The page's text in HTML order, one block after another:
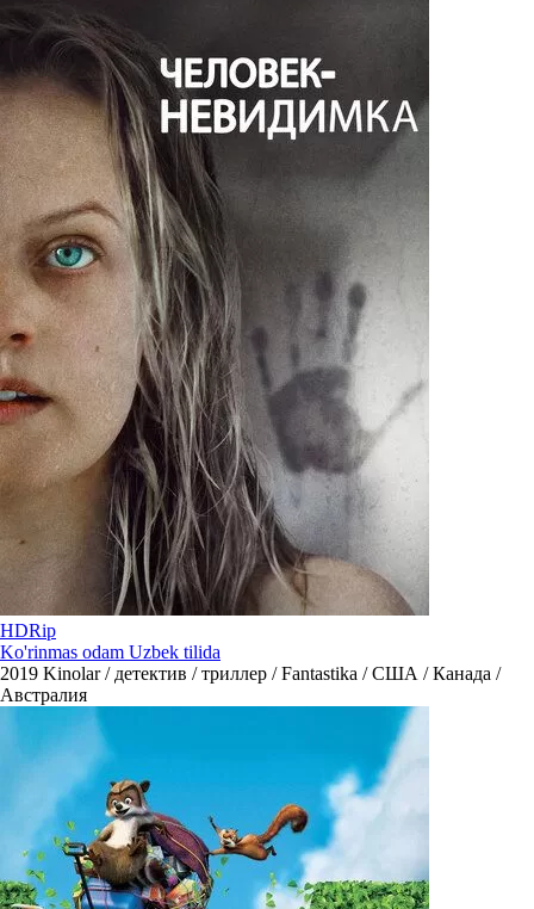
HDRip
Ko'rinmas odam Uzbek tilida
2019 Kinolar / детектив / триллер / Fantastika / США / Канада /
Австралия